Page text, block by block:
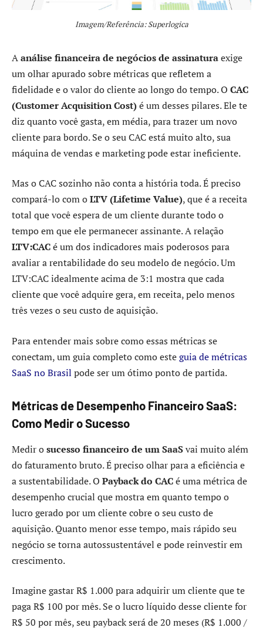
Imagem/Referência: Superlogica
Aanálise financeira de negócios de assinaturaexige
um olhar apurado sobre métricas que refletem a
fidelidade e o valor do cliente ao longo do tempo. O CAC
(Customer Acquisition Cost)é um desses pilares. Ele te
diz quanto você gasta, em média, para trazer um novo
cliente para bordo. Se o seu CAC está muito alto, sua
máquina de vendas e marketing pode estar ineficiente.
Mas o CAC sozinho não conta a história toda. É preciso
compará-lo com oLTV (Lifetime Value), que é a receita
total que você espera de um cliente durante todo o
tempo em que ele permanecer assinante. A relação
LTV:CACé um dos indicadores mais poderosos para
avaliar a rentabilidade do seu modelo de negócio. Um
LTV:CAC idealmente acima de 3:1 mostra que cada
cliente que você adquire gera, em receita, pelo menos
três vezes o seu custo de aquisição.
Para entender mais sobre como essas métricas se
conectam, um guia completo como esteguia de métricas
SaaS no Brasil pode ser um ótimo ponto de partida.
Métricas de Desempenho Financeiro SaaS:
Como Medir o Sucesso
Medir osucesso financeiro de um SaaSvai muito além
do faturamento bruto. É preciso olhar para a eficiência e
a sustentabilidade. O Payback do CACé uma métrica de
desempenho crucial que mostra em quanto tempo o
lucro gerado por um cliente cobre o seu custo de
aquisição. Quanto menor esse tempo, mais rápido seu
negócio se torna autossustentável e pode reinvestir em
crescimento.
Imagine gastar R$ 1.000 para adquirir um cliente que te
paga R$ 100 por mês. Se o lucro líquido desse cliente for
R$ 50 por mês, seu payback será de 20 meses (R$ 1.000 /